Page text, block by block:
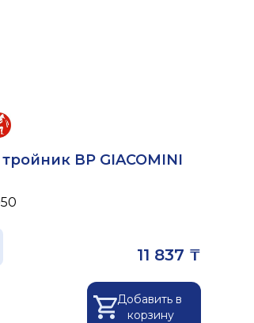
ВР GIACOMINI
11 837 ₸
Добавить в
корзину